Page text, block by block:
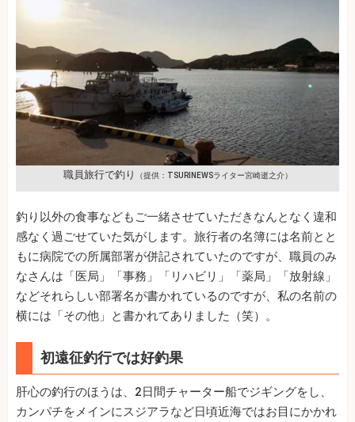
職員旅行で釣り （提供：TSURINEWSライター宮崎逝之介）
釣り以外の食事などもご一緒させていただきなんとなく違和
感なく過ごせていた気がします。旅行者の名簿には名前とと
もに病院での所属部署が併記されていたのですが、職員のみ
なさんは「医局」「事務」「リハビリ」「薬局」「放射線」
などそれらしい部署名が書かれているのですが、私の名前の
横には「その他」と書かれてありました（笑）。
初遠征釣行では好釣果
肝心の釣行のほうは、2日間チャーター船でジギングをし、
カンパチをメインにスジアラなど日頃近海ではお目にかかれ